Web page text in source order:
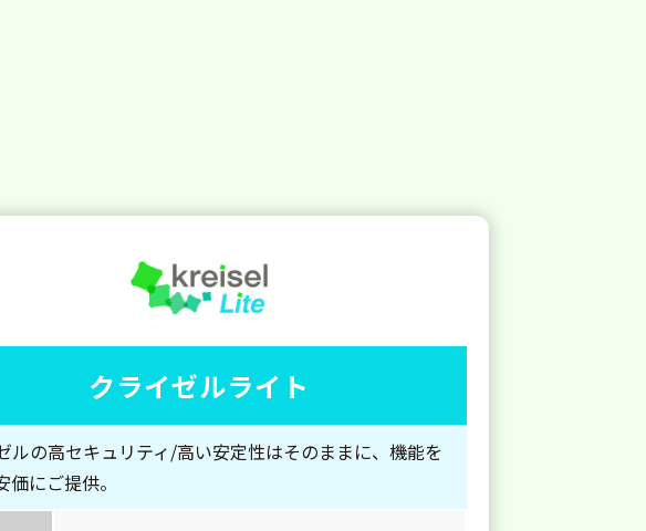
クライゼルライト
ルの高セキュリティ/高い安定性はそのままに、機能を
価にご提供。